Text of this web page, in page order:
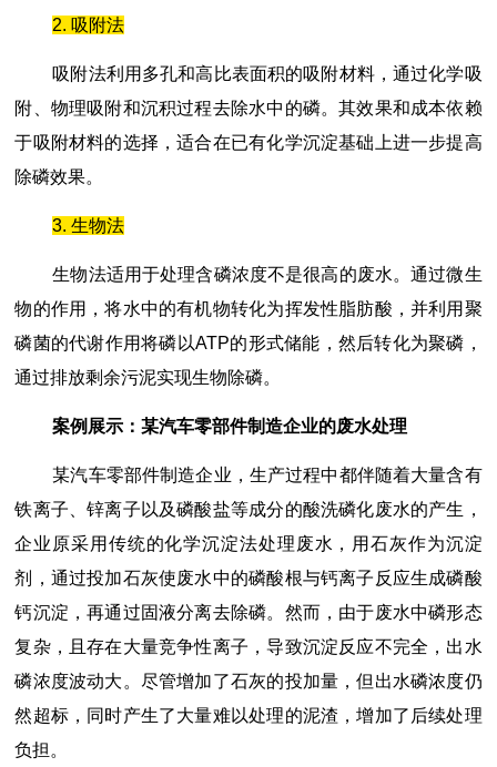
2. 吸附法
吸附法利用多孔和高比表面积的吸附材料，通过化学吸
附、物理吸附和沉积过程去除水中的磷。其效果和成本依赖
于吸附材料的选择，适合在已有化学沉淀基础上进一步提高
除磷效果。
3. 生物法
生物法适用于处理含磷浓度不是很高的废水。通过微生
物的作用，将水中的有机物转化为挥发性脂肪酸，并利用聚
磷菌的代谢作用将磷以ATP的形式储能，然后转化为聚磷，
通过排放剩余污泥实现生物除磷。
案例展示：某汽车零部件制造企业的废水处理
某汽车零部件制造企业，生产过程中都伴随着大量含有
铁离子、锌离子以及磷酸盐等成分的酸洗磷化废水的产生，
企业原采用传统的化学沉淀法处理废水，用石灰作为沉淀
剂，通过投加石灰使废水中的磷酸根与钙离子反应生成磷酸
钙沉淀，再通过固液分离去除磷。然而，由于废水中磷形态
复杂，且存在大量竞争性离子，导致沉淀反应不完全，出水
磷浓度波动大。尽管增加了石灰的投加量，但出水磷浓度仍
然超标，同时产生了大量难以处理的泥渣，增加了后续处理
负担。